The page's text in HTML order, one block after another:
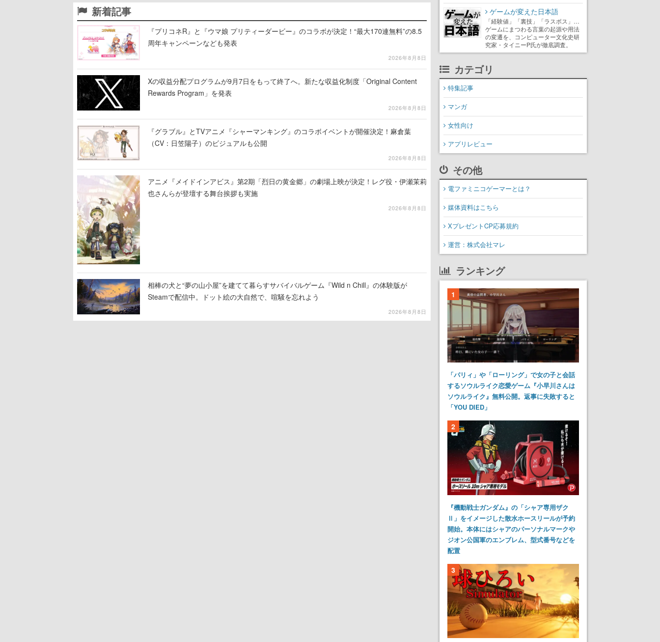
新着記事
『プリコネR』と『ウマ娘 プリティーダービー』のコラボが決定！“最大170連無料”の8.5
周年キャンペーンなども発表
2026年8月8日
Xの収益分配プログラムが9月7日をもって終了へ。新たな収益化制度「Original Content
Rewards Program」を発表
2026年8月8日
『グラブル』とTVアニメ『シャーマンキング』のコラボイベントが開催決定！麻倉葉
（CV：日笠陽子）のビジュアルも公開
2026年8月8日
アニメ『メイドインアビス』第2期「烈日の黄金郷」の劇場上映が決定！レグ役・伊瀬茉莉
也さんらが登壇する舞台挨拶も実施
2026年8月8日
相棒の犬と“夢の山小屋”を建てて暮らすサバイバルゲーム『Wild n Chill』の体験版が
Steamで配信中。ドット絵の大自然で、喧騒を忘れよう
2026年8月8日
ゲームが変えた日本語
「経験値」「裏技」「ラスボス」…
ゲームにまつわる言葉の起源や用法
の変遷を、コンピューター文化史研
究家・タイニーP氏が徹底調査。
カテゴリ
特集記事
マンガ
女性向け
アプリレビュー
その他
電ファミニコゲーマーとは？
媒体資料はこちら
XプレゼントCP応募規約
運営：株式会社マレ
ランキング
1
「パリィ」や「ローリング」で女の子と会話
するソウルライク恋愛ゲーム『小早川さんは
ソウルライク』無料公開。返事に失敗すると
「YOU DIED」
2
『機動戦士ガンダム』の「シャア専用ザク
Ⅱ」をイメージした散水ホースリールが予約
開始。本体にはシャアのパーソナルマークや
ジオン公国軍のエンブレム、型式番号などを
配置
3